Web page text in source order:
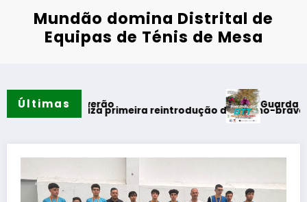
Mundão domina Distrital de
Equipas de Ténis de Mesa
Últimas
do verão
realiza primeira reintrodução de coelho-bravo em área
Guarda desafia